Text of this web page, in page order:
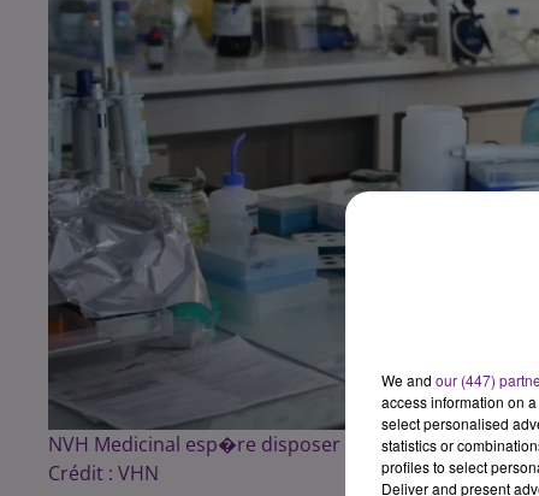
NVH Medicinal esp�re disposer dun collag�ne
Crédit : VHN
We and our (447)
access information on
select personalised
statistics or
profiles to select
Deliver and present